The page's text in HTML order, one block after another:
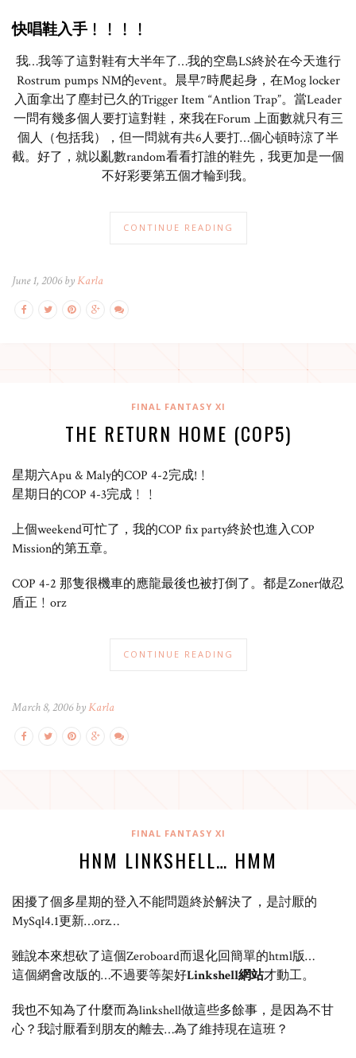
快唱鞋入手﹗﹗﹗﹗
我…我等了這對鞋有大半年了…我的空島LS終於在今天進行
Rostrum pumps NM的event。晨早7時爬起身，在Mog locker
入面拿出了塵封已久的Trigger Item “Antlion Trap”。當Leader
一問有幾多個人要打這對鞋，來我在Forum 上面數就只有三
個人（包括我），但一問就有共6人要打…個心頓時涼了半
截。好了，就以亂數random看看打誰的鞋先，我更加是一個
不好彩要第五個才輪到我。
CONTINUE READING
June 1, 2006 byKarla
FINAL FANTASY XI
THE RETURN HOME (COP5)
星期六Apu & Maly的COP 4-2完成!﹗
星期日的COP 4-3完成﹗﹗
上個weekend可忙了，我的COP fix party終於也進入COP
Mission的第五章。
COP 4-2 那隻很機車的應龍最後也被打倒了。都是Zoner做忍
盾正﹗orz
CONTINUE READING
March 8, 2006 byKarla
FINAL FANTASY XI
HNM LINKSHELL… HMM
困擾了個多星期的登入不能問題終於解決了，是討厭的
MySql4.1更新…orz…
雖說本來想砍了這個Zeroboard而退化回簡單的html版…
這個網會改版的…不過要等架好Linkshell網站才動工。
我也不知為了什麼而為linkshell做這些多餘事，是因為不甘
心？我討厭看到朋友的離去…為了維持現在這班？